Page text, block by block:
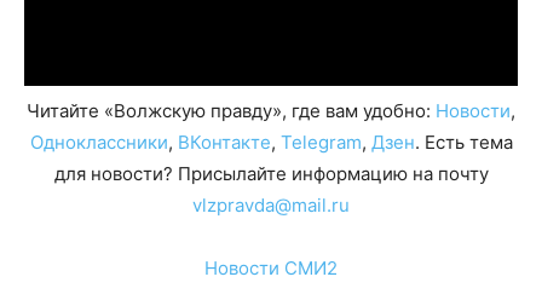
Читайте «Волжскую правду», где вам удобно: Новости,
Одноклассники, ВКонтакте, Telegram, Дзен. Есть тема
для новости? Присылайте информацию на почту
vlzpravda@mail.ru
Новости СМИ2